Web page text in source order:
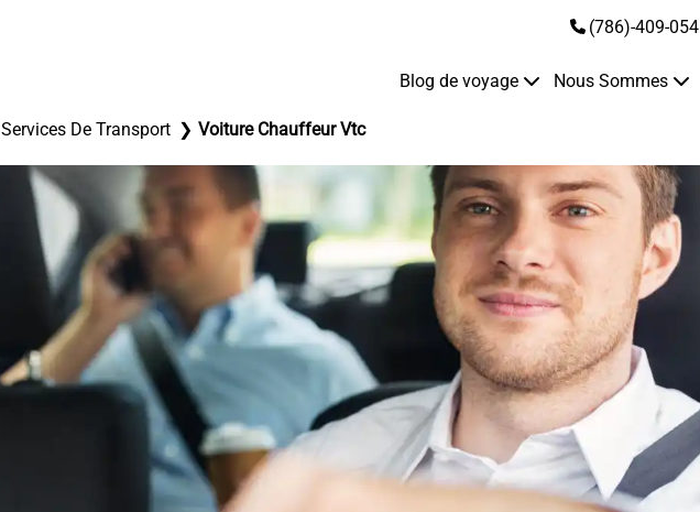
(786)-409-054
Blog de voyage Nous Sommes
Services De Transport Voiture Chauffeur Vtc